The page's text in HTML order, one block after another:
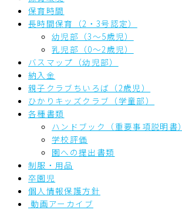
保育時間
長時間保育（2・3号認定）
幼児部（3～5歳児）
乳児部（0～2歳児）
バスマップ（幼児部）
納入金
親子クラブちいろば（2歳児）
ひかりキッズクラブ（学童部）
各種書類
ハンドブック（重要事項説明書）
学校評価
園への提出書類
制服・用品
卒園児
個人情報保護方針
動画アーカイブ